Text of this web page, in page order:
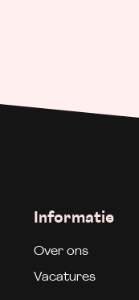
Informatie
Over ons
Vacatures